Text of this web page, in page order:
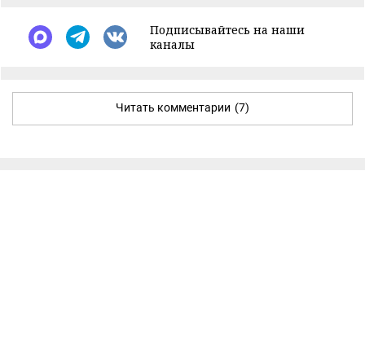
Подписывайтесь на наши
каналы
Читать комментарии (7)